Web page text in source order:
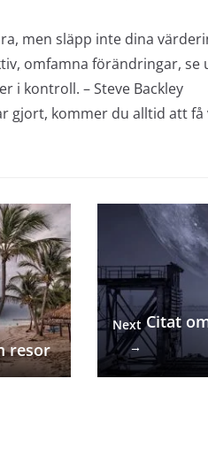
men släpp inte dina
omfamna förändringar,
i kontroll. – Steve Backley
gjort, kommer du alltid att
resor
Next
→
Citat